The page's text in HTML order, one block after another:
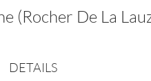
DETAILS